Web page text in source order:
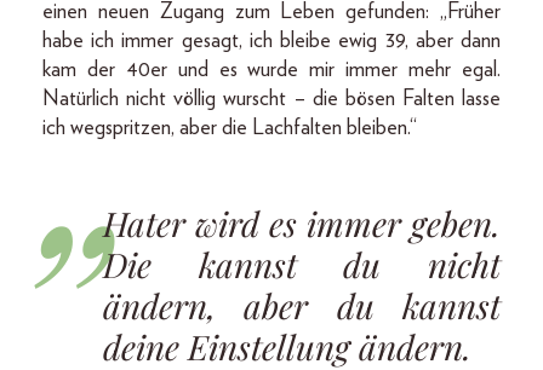
einen neuen Zugang zum Leben gefunden: „Früher
habe ich immer gesagt, ich bleibe ewig 39, aber dann
kam der 40er und es wurde mir immer mehr egal.
Natürlich nicht völlig wurscht – die bösen Falten lasse
ich wegspritzen, aber die Lachfalten bleiben.“
Hater wird es immer geben.
Die kannst du nicht
ändern, aber du kannst
deine Einstellung ändern.